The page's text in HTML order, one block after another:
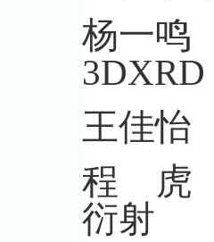
杨一鸣
3DXRD
王佳怡
程 虎（
衍射